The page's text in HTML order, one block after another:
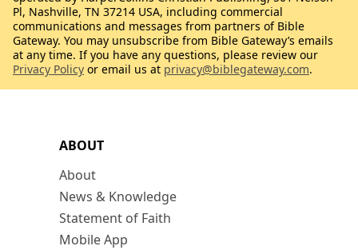
ABOUT
About
News & Knowledge
Statement of Faith
Mobile App
Pl, Nashville, TN 37214 USA, including commercial
communications and messages from partners of Bible
Gateway. You may unsubscribe from Bible Gateway’s emails
at any time. If you have any questions, please review our
Privacy Policy or email us at privacy@biblegateway.com.